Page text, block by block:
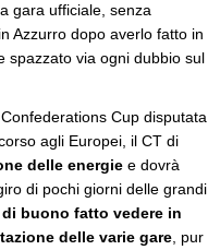
gara ufficiale, senza
Azzurro dopo averlo fatto in
spazzato via ogni dubbio sul
Cup disputata
agli Europei, il CT di
delle energie e dovrà
di pochi giorni delle grandi
buono fatto vedere in
delle varie gare , pur